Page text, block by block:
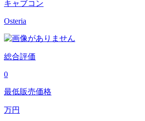
キャブコン
Osteria
総合評価
0
最低販売価格
万円